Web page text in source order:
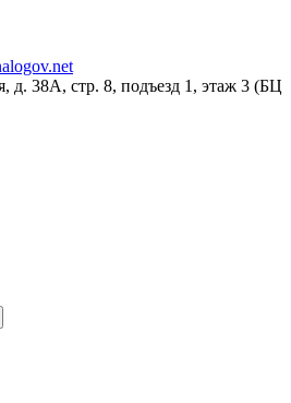
д. 38А, стр. 8, подъезд 1, этаж 3 (БЦ